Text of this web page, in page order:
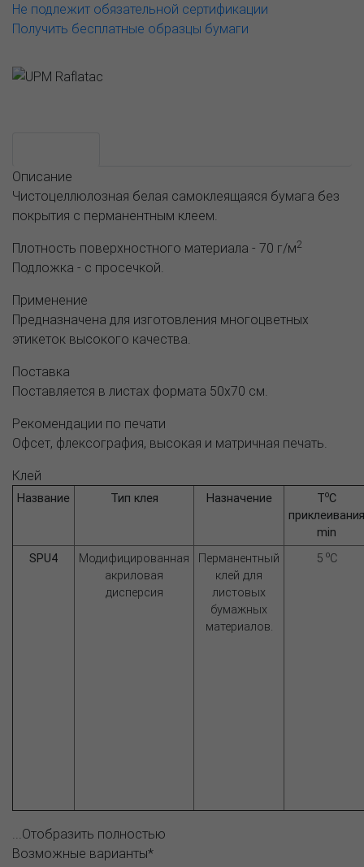
Не подлежит обязательной сертификации
Получить бесплатные образцы бумаги
Описание
Чистоцеллюлозная белая самоклеящаяся бумага без
покрытия с перманентным клеем.
Плотность поверхностного материала - 70 г/м2
Подложка - с просечкой.
Применение
Предназначена для изготовления многоцветных
этикеток высокого качества.
Поставка
Поставляется в листах формата 50х70 см.
Рекомендации по печати
Офсет, флексография, высокая и матричная печать.
Клей
Название Тип клея Назначение ТoC
приклеивания
min
SPU4
Модифицированная
акриловая
дисперсия
Перманентный
клей для
листовых
бумажных
материалов.
5 oC
...Отобразить полностью
Возможные варианты*